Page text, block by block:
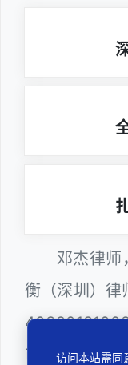
邓杰律师
衡（深圳）律
市某区建筑
访问本站需同